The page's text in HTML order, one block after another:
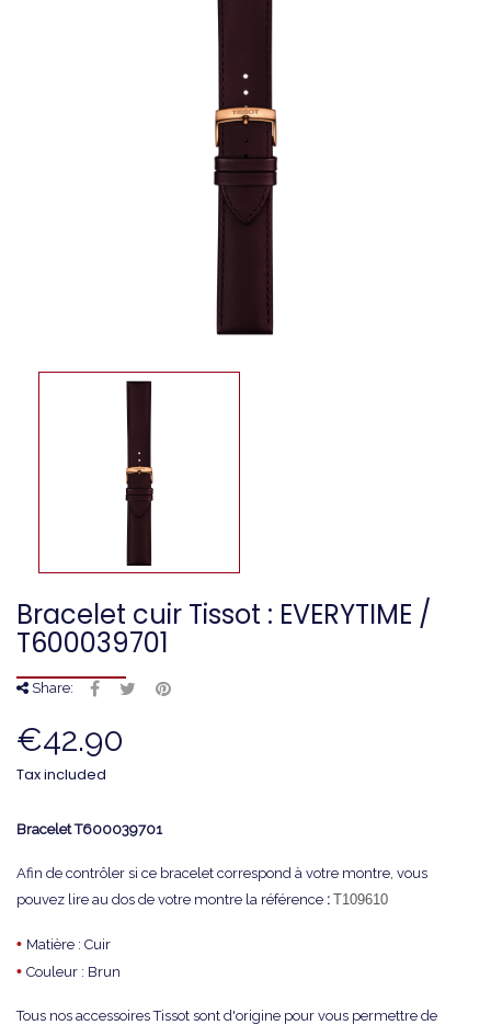
Bracelet cuir Tissot : EVERYTIME /
T600039701
Share:
€42.90
Tax included
BraceletT600039701
Afin de contrôler si ce bracelet correspond à votre montre, vous
pouvez lire au dos de votre montre la référence : T109610
• Matière : Cuir
• Couleur : Brun
Tous nos accessoires Tissot sont d'origine pour vous permettre de